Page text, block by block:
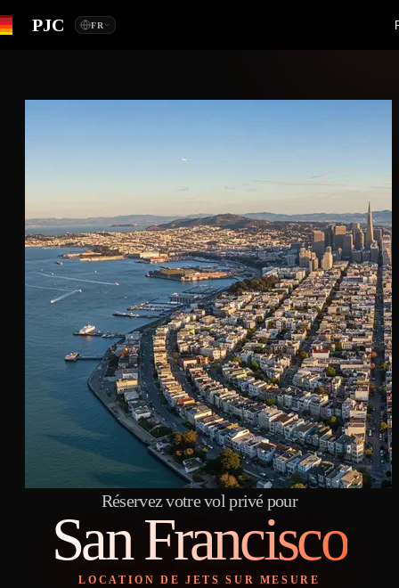
PJC FR
Réservez votre vol privé pour
San Francisco
LOCATION DE JETS SUR MESURE